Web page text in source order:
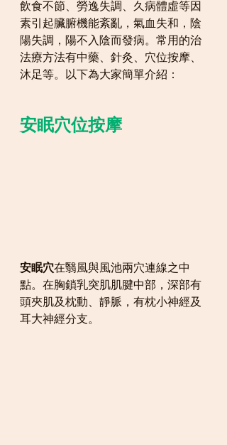
飲食不節、勞逸失調、久病體虛等因
素引起臟腑機能紊亂，氣血失和，陰
陽失調，陽不入陰而發病。常用的治
法療方法有中藥、針灸、穴位按摩、
沐足等。以下為大家簡單介紹：
安眠穴位按摩
安眠穴在翳風與風池兩穴連線之中
點。在胸鎖乳突肌肌腱中部，深部有
頭夾肌及枕動、靜脈，有枕小神經及
耳大神經分支。